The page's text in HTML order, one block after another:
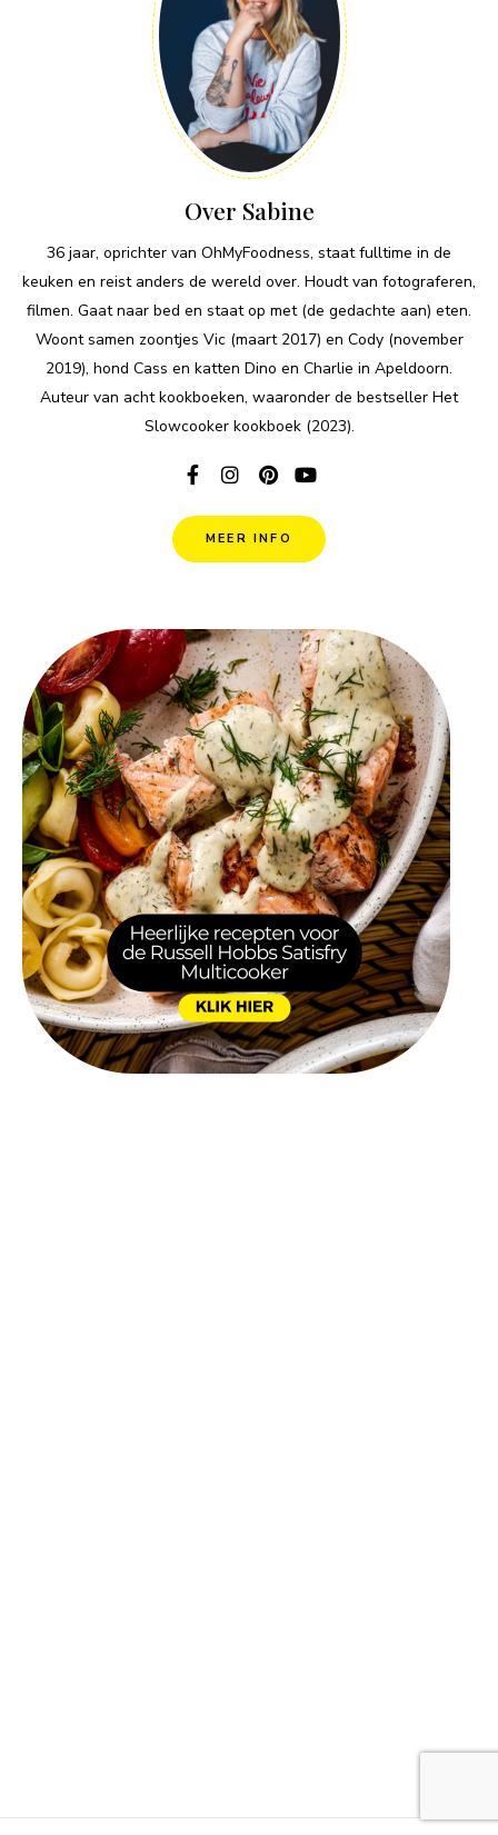
Over Sabine
36 jaar, oprichter van OhMyFoodness, staat fulltime in de
keuken en reist anders de wereld over. Houdt van fotograferen,
filmen. Gaat naar bed en staat op met (de gedachte aan) eten.
Woont samen zoontjes Vic (maart 2017) en Cody (november
2019), hond Cass en katten Dino en Charlie in Apeldoorn.
Auteur van acht kookboeken, waaronder de bestseller Het
Slowcooker kookboek (2023).
MEER INFO